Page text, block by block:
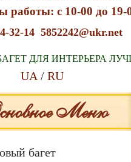
работы: с 10-00 до 19-
32-14 5852242@ukr.net
ДЛЯ ИНТЕРЬЕРА
UA RU
Меню
багет